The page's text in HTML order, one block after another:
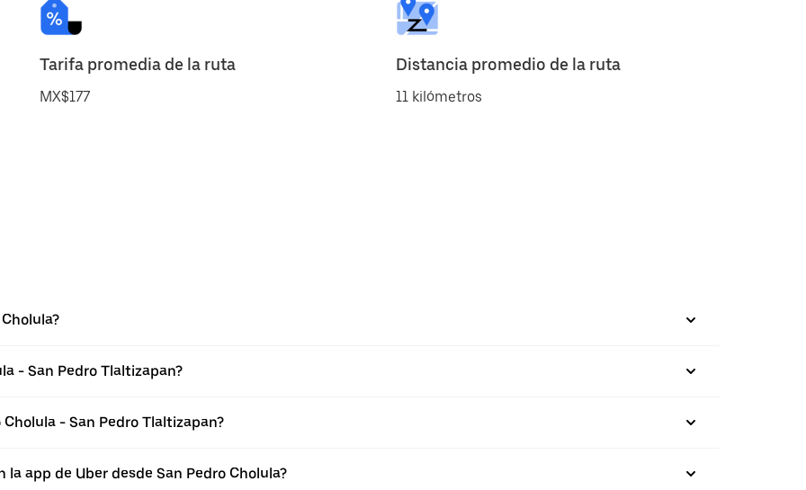
Tarifa promedia de la ruta
MX$177
Distancia promedio de la ruta
11 kilómetros
- San Pedro Tlaltizapan?
- San Pedro Tlaltizapan?
app de Uber desde San Pedro Cholula?